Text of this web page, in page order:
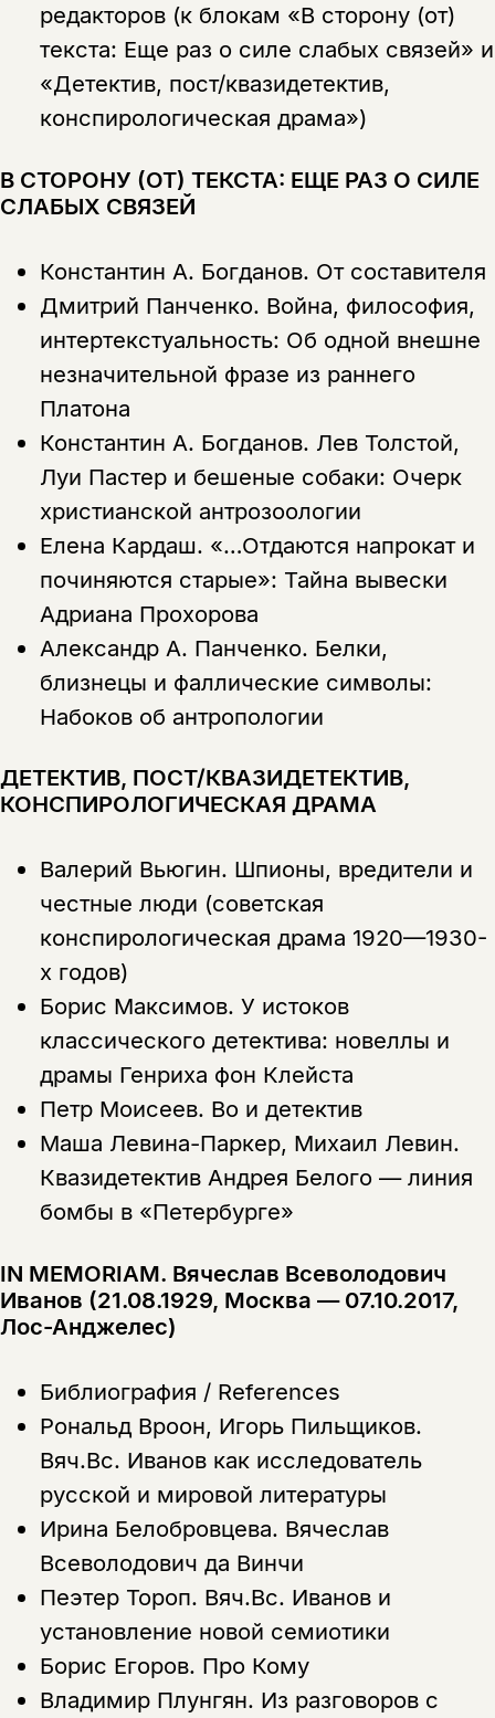
редакторов (к блокам «В сторону (от)
текста: Еще раз о силе слабых связей» и
«Детектив, пост/квазидетектив,
конспирологическая драма»)
В СТОРОНУ (ОТ) ТЕКСТА: ЕЩЕ РАЗ О СИЛЕ
СЛАБЫХ СВЯЗЕЙ
Константин А. Богданов. От составителя
Дмитрий Панченко. Война, философия,
интертекстуальность: Об одной внешне
незначительной фразе из раннего
Платона
Константин А. Богданов. Лев Толстой,
Луи Пастер и бешеные собаки: Очерк
христианской антрозоологии
Елена Кардаш. «…Отдаются напрокат и
починяются старые»: Тайна вывески
Адриана Прохорова
Александр А. Панченко. Белки,
близнецы и фаллические символы:
Набоков об антропологии
ДЕТЕКТИВ, ПОСТ/КВАЗИДЕТЕКТИВ,
КОНСПИРОЛОГИЧЕСКАЯ ДРАМА
Валерий Вьюгин. Шпионы, вредители и
честные люди (советская
конспирологическая драма 1920—1930-
х годов)
Борис Максимов. У истоков
классического детектива: новеллы и
драмы Генриха фон Клейста
Петр Моисеев. Во и детектив
Маша Левина-Паркер, Михаил Левин.
Квазидетектив Андрея Белого — линия
бомбы в «Петербурге»
IN MEMORIAM. Вячеслав Всеволодович
Иванов (21.08.1929, Москва — 07.10.2017,
Лос-Анджелес)
Библиография / References
Рональд Вроон, Игорь Пильщиков.
Вяч.Вс. Иванов как исследователь
русской и мировой литературы
Ирина Белобровцева. Вячеслав
Всеволодович да Винчи
Пеэтер Тороп. Вяч.Вс. Иванов и
установление новой семиотики
Борис Егоров. Про Кому
Владимир Плунгян. Из разговоров с
Поделиться
Подписка на рассылку
о книгах и событиях «НЛО».
За подписку дарим промокод на
скидку 15%
Я соглашаюсь с Политикой конфиденциальности
подписаться
Этой книги временно
нет в продаже.
уведомления, и при поступлении книги
на склад получить письмо на указанный
электронный адрес.
Я соглашаюсь с Политикой конфиденциальности
подписаться
Эта книга
не предназначена для
несовершеннолетних
Скажите, пожалуйста,
вам уже исполнилось 18 лет?
да
нет, вернуться назад